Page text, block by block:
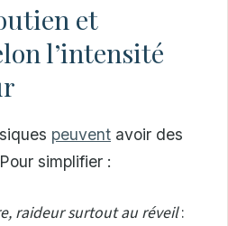
et
l’intensité
peuvent avoir des
simplifier :
raideur surtout au réveil: